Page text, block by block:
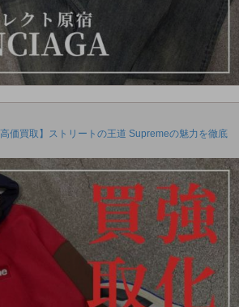
価買取】ストリートの王道 Supremeの魅力を徹底